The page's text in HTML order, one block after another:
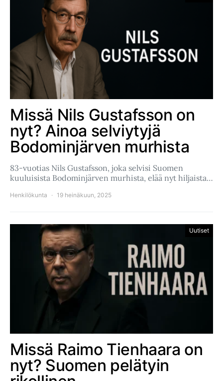
Missä Nils Gustafsson on
nyt? Ainoa selviytyjä
Bodominjärven murhista
83-vuotias Nils Gustafsson, joka selvisi Suomen
kuuluisista Bodominjärven murhista, elää nyt hiljaista…
Henkilökunta 19 heinäkuun, 2025
Uutiset
Missä Raimo Tienhaara on
nyt? Suomen pelätyin